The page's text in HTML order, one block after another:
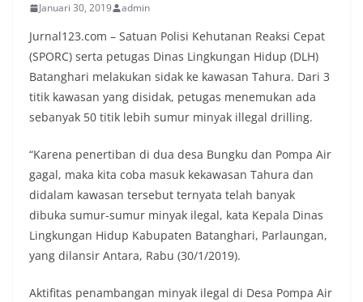
Januari 30, 2019 admin
Jurnal123.com – Satuan Polisi Kehutanan Reaksi Cepat
(SPORC) serta petugas Dinas Lingkungan Hidup (DLH)
Batanghari melakukan sidak ke kawasan Tahura. Dari 3
titik kawasan yang disidak, petugas menemukan ada
sebanyak 50 titik lebih sumur minyak illegal drilling.
“Karena penertiban di dua desa Bungku dan Pompa Air
gagal, maka kita coba masuk kekawasan Tahura dan
didalam kawasan tersebut ternyata telah banyak
dibuka sumur-sumur minyak ilegal, kata Kepala Dinas
Lingkungan Hidup Kabupaten Batanghari, Parlaungan,
yang dilansir Antara, Rabu (30/1/2019).
Aktifitas penambangan minyak ilegal di Desa Pompa Air